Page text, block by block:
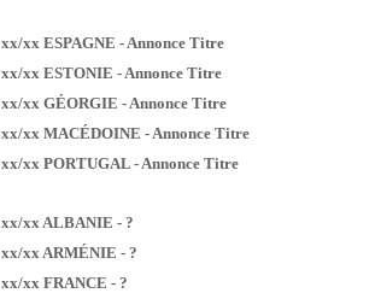
xx/xx ESPAGNE - Annonce Titre
xx/xx ESTONIE - Annonce Titre
xx/xx GÉORGIE - Annonce Titre
xx/xx MACÉDOINE - Annonce Titre
xx/xx PORTUGAL - Annonce Titre
xx/xx ALBANIE - ?
xx/xx ARMÉNIE - ?
xx/xx FRANCE - ?